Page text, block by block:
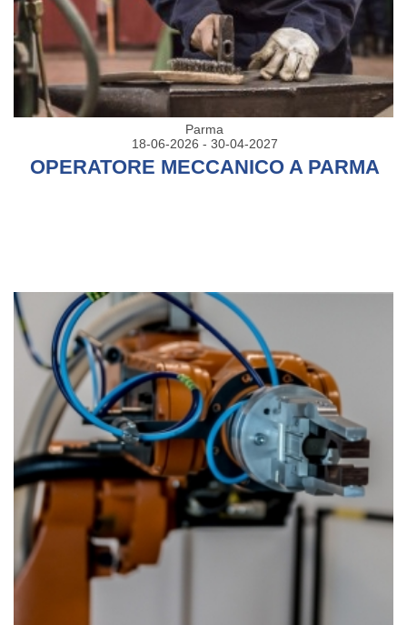
Parma
18-06-2026 - 30-04-2027
OPERATORE MECCANICO A PARMA